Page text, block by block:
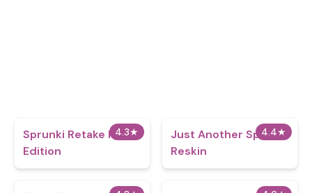
4.3★
Sprunki Retake Hd
Edition
4.4★
Just Another Sprunki
Reskin